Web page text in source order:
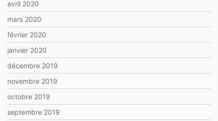
avril 2020
mars 2020
février 2020
janvier 2020
décembre 2019
novembre 2019
octobre 2019
septembre 2019